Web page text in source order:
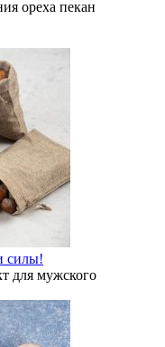
ореха пекан
силы!
для мужского